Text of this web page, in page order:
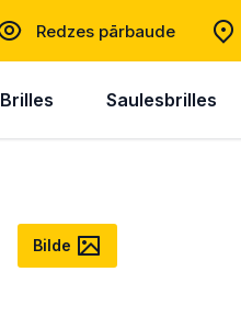
Redzes pārbaude
Brilles Saulesbrilles
Bilde